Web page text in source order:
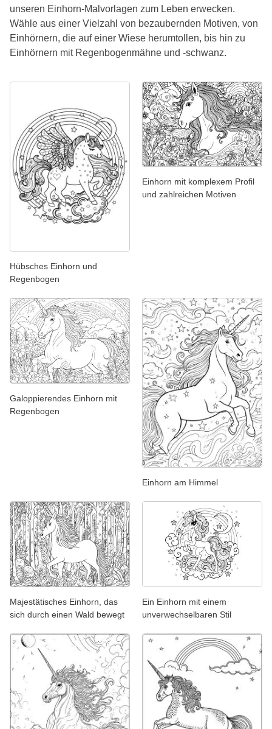
unseren Einhorn-Malvorlagen zum Leben erwecken.
Wähle aus einer Vielzahl von bezaubernden Motiven, von
Einhörnern, die auf einer Wiese herumtollen, bis hin zu
Einhörnern mit Regenbogenmähne und -schwanz.
Hübsches Einhorn und
Regenbogen
Einhorn mit komplexem Profil
und zahlreichen Motiven
Galoppierendes Einhorn mit
Regenbogen
Einhorn am Himmel
Majestätisches Einhorn, das
sich durch einen Wald bewegt
Ein Einhorn mit einem
unverwechselbaren Stil